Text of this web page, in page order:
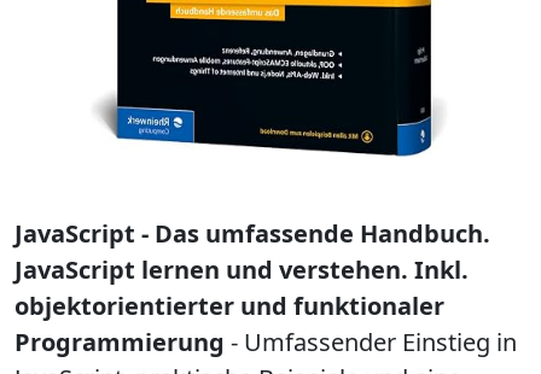
JavaScript - Das umfassende Handbuch.
JavaScript lernen und verstehen. Inkl.
objektorientierter und funktionaler
Programmierung - Umfassender Einstieg in